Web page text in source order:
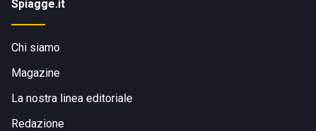
Spiagge.it
Chi siamo
Magazine
La nostra linea editoriale
Redazione